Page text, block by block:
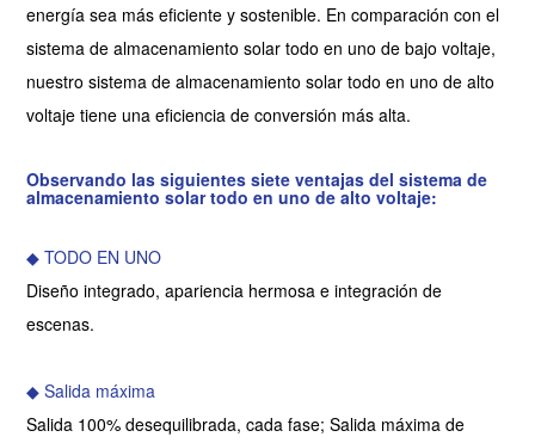
energía sea más eficiente y sostenible. En comparación con el
sistema de almacenamiento solar todo en uno de bajo voltaje,
nuestro sistema de almacenamiento solar todo en uno de alto
voltaje tiene una eficiencia de conversión más alta.
Observando las siguientes siete ventajas del sistema de
almacenamiento solar todo en uno de alto voltaje:
◆ TODO EN UNO
Diseño integrado, apariencia hermosa e integración de
escenas.
◆ Salida máxima
Salida 100% desequilibrada, cada fase; Salida máxima de